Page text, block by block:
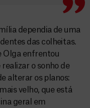
dependia de uma
das colheitas.
Olga enfrentou
o sonho de
alterar os planos:
velho, que está
geral em